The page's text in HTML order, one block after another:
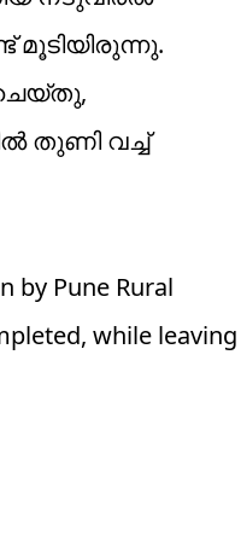
മൂടിയിരുന്നു.
തുണി വച്ച്
by Pune Rural
while leaving